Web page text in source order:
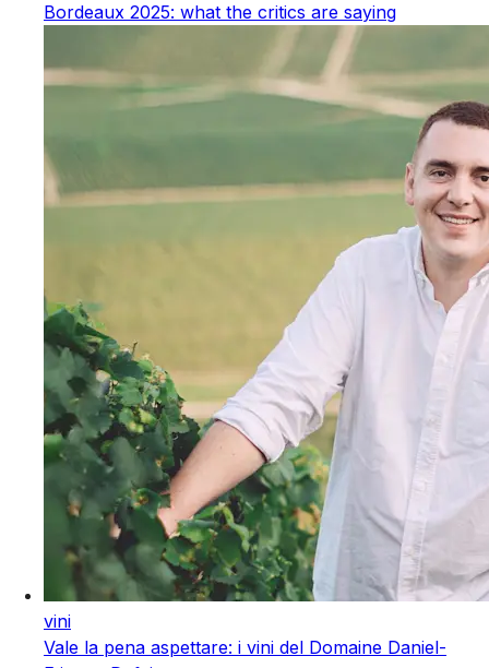
Bordeaux 2025: what the critics are saying
vini
Vale la pena aspettare: i vini del Domaine Daniel-